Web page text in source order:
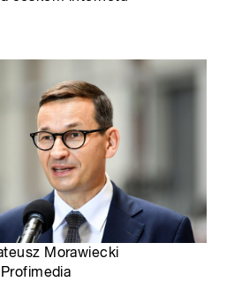
Morawiecki